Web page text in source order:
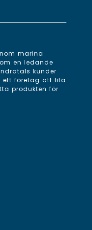
marina
en ledande
kunder
ett företag att lita
produkten för